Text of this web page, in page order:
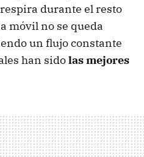
durante el resto
móvil no se queda
un flujo constante
han sidolas mejores